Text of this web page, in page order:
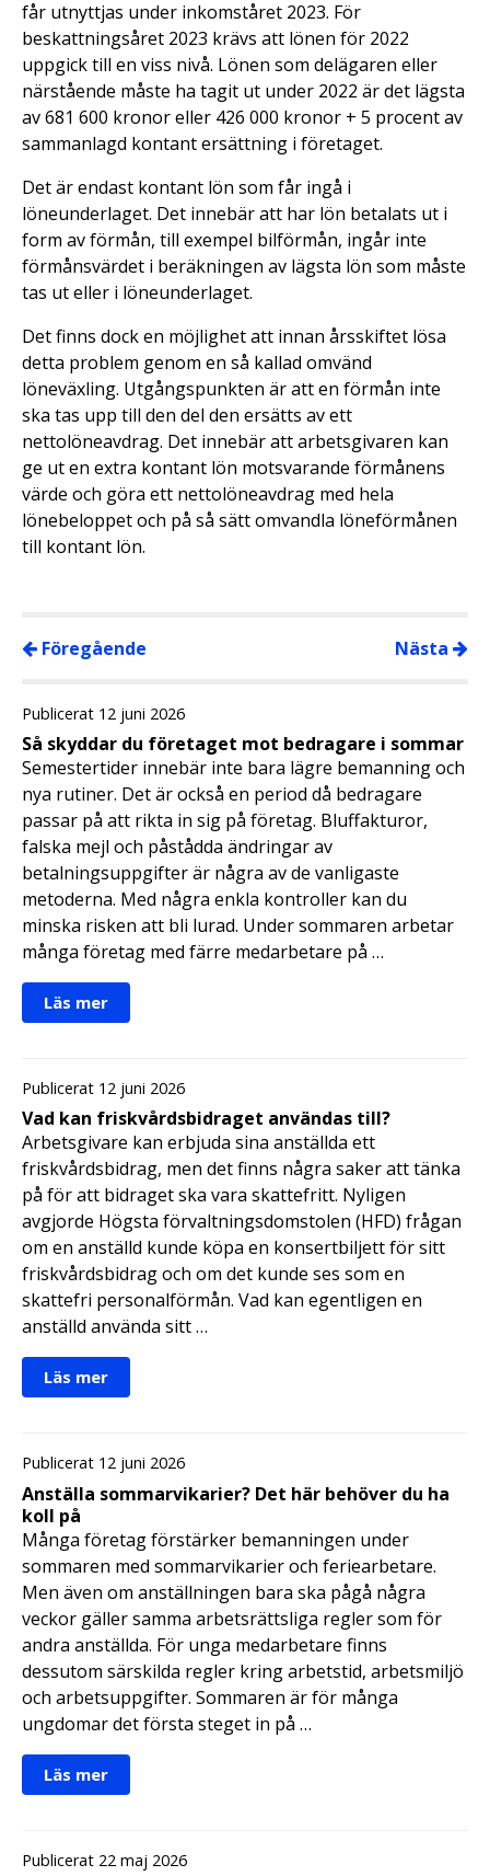
får utnyttjas under inkomståret 2023. För
beskattningsåret 2023 krävs att lönen för 2022
uppgick till en viss nivå. Lönen som delägaren eller
närstående måste ha tagit ut under 2022 är det lägsta
av 681 600 kronor eller 426 000 kronor + 5 procent av
sammanlagd kontant ersättning i företaget.
Det är endast kontant lön som får ingå i
löneunderlaget. Det innebär att har lön betalats ut i
form av förmån, till exempel bilförmån, ingår inte
förmånsvärdet i beräkningen av lägsta lön som måste
tas ut eller i löneunderlaget.
Det finns dock en möjlighet att innan årsskiftet lösa
detta problem genom en så kallad omvänd
löneväxling. Utgångspunkten är att en förmån inte
ska tas upp till den del den ersätts av ett
nettolöneavdrag. Det innebär att arbetsgivaren kan
ge ut en extra kontant lön motsvarande förmånens
värde och göra ett nettolöneavdrag med hela
lönebeloppet och på så sätt omvandla löneförmånen
till kontant lön.
Föregående Nästa
Publicerat 12 juni 2026
Så skyddar du företaget mot bedragare i sommar
Semestertider innebär inte bara lägre bemanning och
nya rutiner. Det är också en period då bedragare
passar på att rikta in sig på företag. Bluffakturor,
falska mejl och påstådda ändringar av
betalningsuppgifter är några av de vanligaste
metoderna. Med några enkla kontroller kan du
minska risken att bli lurad. Under sommaren arbetar
många företag med färre medarbetare på …
Läs mer
Publicerat 12 juni 2026
Vad kan friskvårdsbidraget användas till?
Arbetsgivare kan erbjuda sina anställda ett
friskvårdsbidrag, men det finns några saker att tänka
på för att bidraget ska vara skattefritt. Nyligen
avgjorde Högsta förvaltningsdomstolen (HFD) frågan
om en anställd kunde köpa en konsertbiljett för sitt
friskvårdsbidrag och om det kunde ses som en
skattefri personalförmån. Vad kan egentligen en
anställd använda sitt …
Läs mer
Publicerat 12 juni 2026
Anställa sommarvikarier? Det här behöver du ha
koll på
Många företag förstärker bemanningen under
sommaren med sommarvikarier och feriearbetare.
Men även om anställningen bara ska pågå några
veckor gäller samma arbetsrättsliga regler som för
andra anställda. För unga medarbetare finns
dessutom särskilda regler kring arbetstid, arbetsmiljö
och arbetsuppgifter. Sommaren är för många
ungdomar det första steget in på …
Läs mer
Publicerat 22 maj 2026